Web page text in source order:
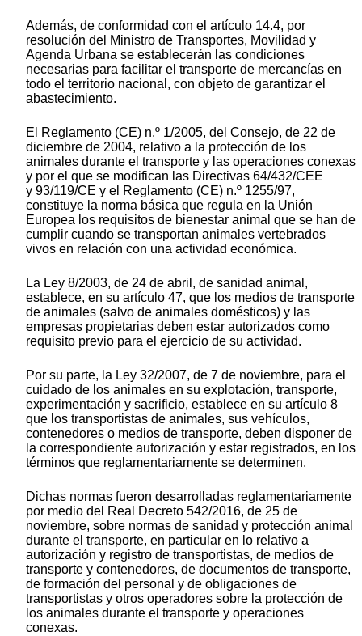
Además, de conformidad con el artículo 14.4, por
resolución del Ministro de Transportes, Movilidad y
Agenda Urbana se establecerán las condiciones
necesarias para facilitar el transporte de mercancías en
todo el territorio nacional, con objeto de garantizar el
abastecimiento.
El Reglamento (CE) n.º 1/2005, del Consejo, de 22 de
diciembre de 2004, relativo a la protección de los
animales durante el transporte y las operaciones conexas
y por el que se modifican las Directivas 64/432/CEE
y 93/119/CE y el Reglamento (CE) n.º 1255/97,
constituye la norma básica que regula en la Unión
Europea los requisitos de bienestar animal que se han de
cumplir cuando se transportan animales vertebrados
vivos en relación con una actividad económica.
La Ley 8/2003, de 24 de abril, de sanidad animal,
establece, en su artículo 47, que los medios de transporte
de animales (salvo de animales domésticos) y las
empresas propietarias deben estar autorizados como
requisito previo para el ejercicio de su actividad.
Por su parte, la Ley 32/2007, de 7 de noviembre, para el
cuidado de los animales en su explotación, transporte,
experimentación y sacrificio, establece en su artículo 8
que los transportistas de animales, sus vehículos,
contenedores o medios de transporte, deben disponer de
la correspondiente autorización y estar registrados, en los
términos que reglamentariamente se determinen.
Dichas normas fueron desarrolladas reglamentariamente
por medio del Real Decreto 542/2016, de 25 de
noviembre, sobre normas de sanidad y protección animal
durante el transporte, en particular en lo relativo a
autorización y registro de transportistas, de medios de
transporte y contenedores, de documentos de transporte,
de formación del personal y de obligaciones de
transportistas y otros operadores sobre la protección de
los animales durante el transporte y operaciones
conexas.